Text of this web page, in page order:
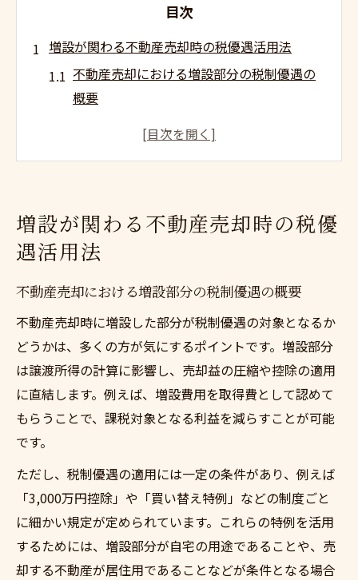
目次
増設が関わる不動産売却時の税優遇活用法
不動産売却における増設部分の税制優遇の
概要
増設時の費用が不動産売却税金に与える影
買い替え特例と不動産売却時の増設活用の
実例
ント
不動産売却で増設部分の控除を得る秘訣
不動産売却で増設分の控除認定条件を整理
増設が控除対象となる不動産売却の具体的
買い替え特例と不動産売却時の控除活用術
不動産売却時に増設で見逃しがちな控除ポ
イント
増設を伴う売却と税制上のポイント整理
増設が関わる不動産売却時の税優
遇活用法
不動産売却における増設部分の税制優遇の概要
不動産売却時に増設した部分が税制優遇の対象となるか
どうかは、多くの方が気にするポイントです。増設部分
は譲渡所得の計算に影響し、売却益の圧縮や控除の適用
に直結します。例えば、増設費用を取得費として認めて
もらうことで、課税対象となる利益を減らすことが可能
です。
ただし、税制優遇の適用には一定の条件があり、例えば
「3,000万円控除」や「買い替え特例」などの制度ごと
に細かい規定が定められています。これらの特例を活用
するためには、増設部分が自宅の用途であることや、売
却する不動産が居住用であることなどが条件となる場合